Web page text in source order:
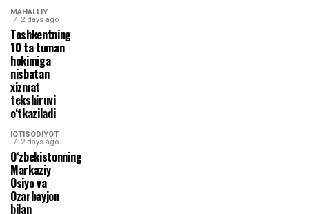
MAHALLIY
2 days ago
Toshkentning
10 ta tuman
hokimiga
nisbatan
xizmat
tekshiruvi
o‘tkaziladi
IQTISODIYOT
2 days ago
O‘zbekistonning
Markaziy
Osiyo va
Ozarbayjon
bilan